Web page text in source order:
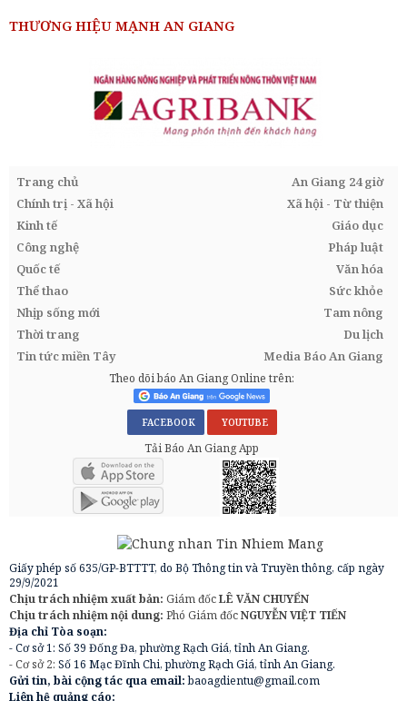
THƯƠNG HIỆU MẠNH AN GIANG
Trang chủ
An Giang 24 giờ
Chính trị - Xã hội
Xã hội - Từ thiện
Kinh tế
Giáo dục
Công nghệ
Pháp luật
Quốc tế
Văn hóa
Thể thao
Sức khỏe
Nhịp sống mới
Tam nông
Thời trang
Du lịch
Tin tức miền Tây
Media Báo An Giang
Theo dõi báo An Giang Online trên:
FACEBOOK YOUTUBE
Tải Báo An Giang App
Giấy phép số 635/GP-BTTTT, do Bộ Thông tin và Truyền thông, cấp ngày
29/9/2021
Chịu trách nhiệm xuất bản: Giám đốcLÊ VĂN CHUYỂN
Chịu trách nhiệm nội dung: Phó Giám đốcNGUYỄN VIỆT TIẾN
Địa chỉ Tòa soạn:
- Cơ sở 1: Số 39 Đống Đa, phường Rạch Giá, tỉnh An Giang.
- Cơ sở 2: Số 16 Mạc Đĩnh Chi, phường Rạch Giá, tỉnh An Giang.
Gửi tin, bài cộng tác qua email:baoagdientu@gmail.com
Liên hệ quảng cáo: